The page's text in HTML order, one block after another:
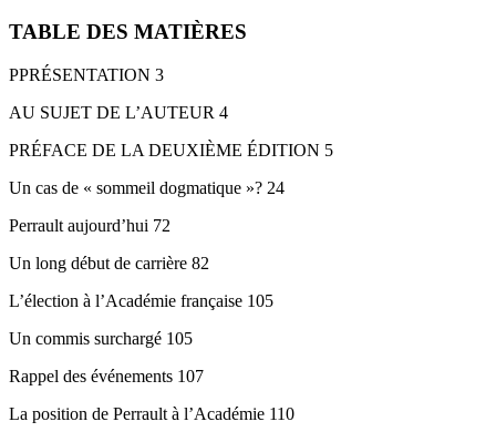
TABLE DES MATIÈRES
PPRÉSENTATION 3
AU SUJET DE L’AUTEUR 4
PRÉFACE DE LA DEUXIÈME ÉDITION 5
Un cas de « sommeil dogmatique »? 24
Perrault aujourd’hui 72
Un long début de carrière 82
L’élection à l’Académie française 105
Un commis surchargé 105
Rappel des événements 107
La position de Perrault à l’Académie 110